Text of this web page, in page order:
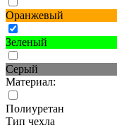
Оранжевый
Зеленый
Серый
Материал:
Полиуретан
Тип чехла